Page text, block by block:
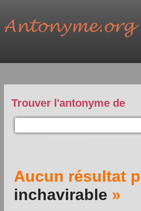
Trouver l'antonyme de
Aucun résultat
inchavirable »